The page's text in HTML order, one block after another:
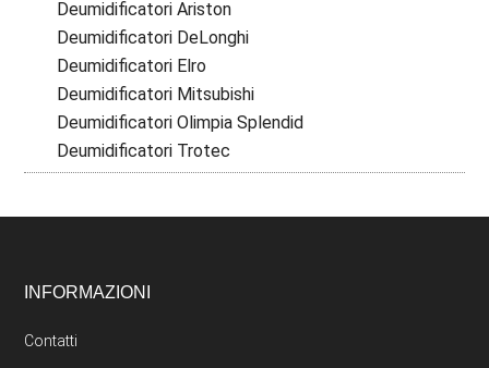
Deumidificatori Ariston
Deumidificatori DeLonghi
Deumidificatori Elro
Deumidificatori Mitsubishi
Deumidificatori Olimpia Splendid
Deumidificatori Trotec
Footer
INFORMAZIONI
Contatti